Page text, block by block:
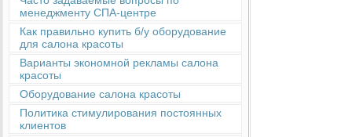
менеджменту СПА-центре
Как правильно купить б/у оборудование
для салона красоты
Варианты экономной рекламы салона
красоты
Оборудование салона красоты
Политика стимулирования постоянных
клиентов